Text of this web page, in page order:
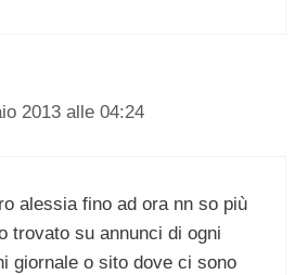
2013 alle 04:24
alessia fino ad ora nn so più
trovato su annunci di ogni
giornale o sito dove ci sono